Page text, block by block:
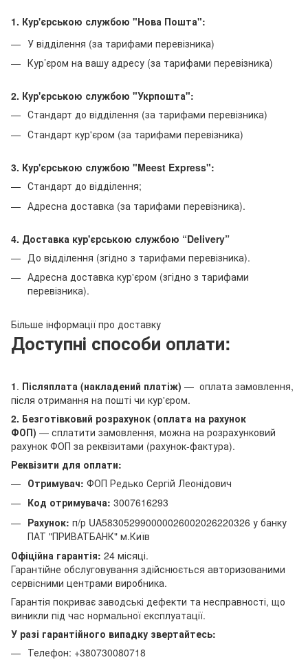
1. Кур'єрською службою "Нова Пошта":
У відділення (за тарифами перевізника)
Кур’єром на вашу адресу (за тарифами перевізника)
2. Кур'єрською службою "Укрпошта":
Стандарт до відділення (за тарифами перевізника)
Стандарт кур'єром (за тарифами перевізника)
3. Кур'єрською службою "Meest Express":
Стандарт до відділення;
Адресна доставка (за тарифами перевізника).
4. Доставка кур'єрською службою “Delivery”
До відділення (згідно з тарифами перевізника).
Адресна доставка кур'єром (згідно з тарифами
перевізника).
Більше інформації про доставку
Доступні способи оплати:
1. Післяплата (накладений платіж) — оплата замовлення,
після отримання на пошті чи кур'єром.
2. Безготівковий розрахунок (оплата на рахунок
ФОП) — сплатити замовлення, можна на розрахунковий
рахунок ФОП за реквізитами (рахунок-фактура).
Реквізити для оплати:
Отримувач: ФОП Редько Сергій Леонідович
Код отримувача: 3007616293
Рахунок: п/р UA583052990000026002026220326 у банку
ПАТ "ПРИВАТБАНК" м.Київ
Офіційна гарантія: 24 місяці.
Гарантійне обслуговування здійснюється авторизованими
сервісними центрами виробника.
Гарантія покриває заводські дефекти та несправності, що
виникли під час нормальної експлуатації.
У разі гарантійного випадку звертайтесь:
Телефон: +380730080718